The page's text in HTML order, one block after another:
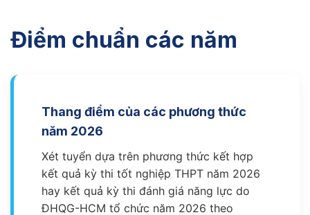
Điểm chuẩn các năm
Thang điểm của các phương thức
năm 2026
Xét tuyển dựa trên phương thức kết hợp
kết quả kỳ thi tốt nghiệp THPT năm 2026
hay kết quả kỳ thi đánh giá năng lực do
ĐHQG-HCM tổ chức năm 2026 theo